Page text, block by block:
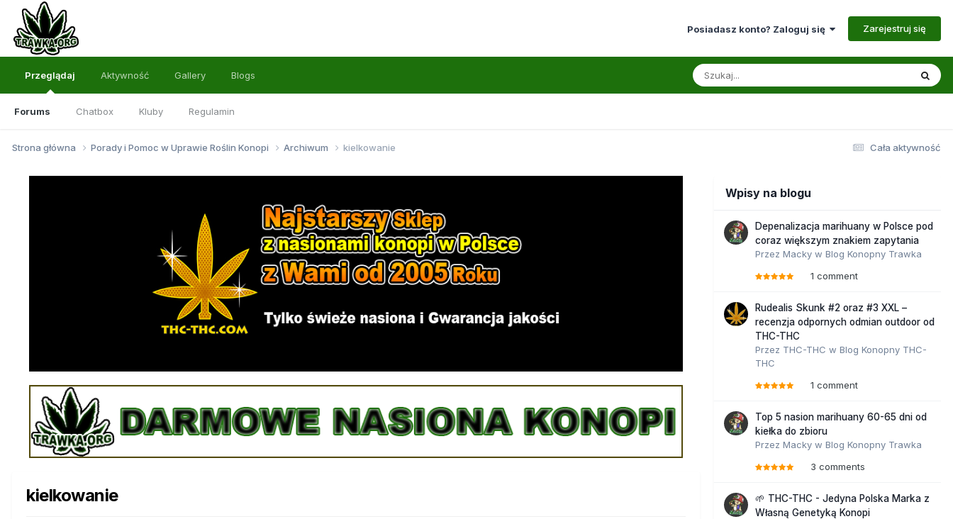
Posiadasz konto? Zaloguj się Zarejestruj się
Przeglądaj
Forums Chatbox Kluby Regulamin
Aktywność Gallery Blogs
Cała aktywność
Strona główna Porady i Pomoc w Uprawie Roślin Konopi Archiwum kielkowanie
kielkowanie
Wpisy na blogu
Depenalizacja marihuany w Polsce pod
coraz większym znakiem zapytania
Przez Macky w Blog Konopny Trawka
1 comment
Rudealis Skunk #2 oraz #3 XXL –
recenzja odpornych odmian outdoor od
THC-THC
Przez THC-THC w Blog Konopny THC-
THC
1 comment
Top 5 nasion marihuany 60-65 dni od
kiełka do zbioru
Przez Macky w Blog Konopny Trawka
3 comments
🌱 THC-THC - Jedyna Polska Marka z
Własną Genetyką Konopi